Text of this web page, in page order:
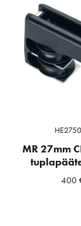
MR 27mm
400